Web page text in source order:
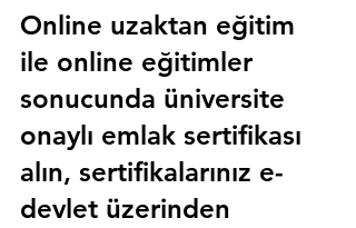
Online uzaktan eğitim
ile online eğitimler
sonucunda üniversite
onaylı emlak sertifikası
alın, sertifikalarınız e-
devlet üzerinden